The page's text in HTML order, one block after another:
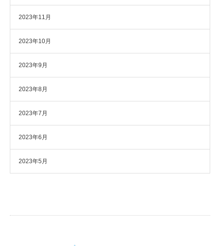
2023年11月
2023年10月
2023年9月
2023年8月
2023年7月
2023年6月
2023年5月